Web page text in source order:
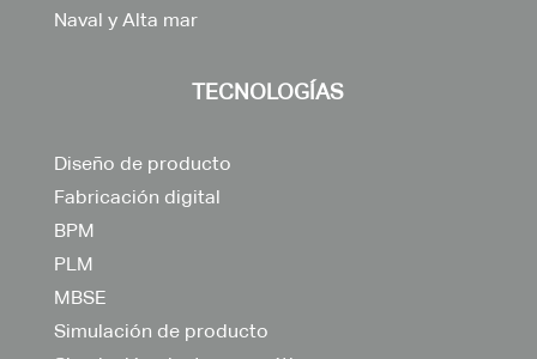
Naval y Alta mar
TECNOLOGÍAS
Diseño de producto
Fabricación digital
BPM
PLM
MBSE
Simulación de producto